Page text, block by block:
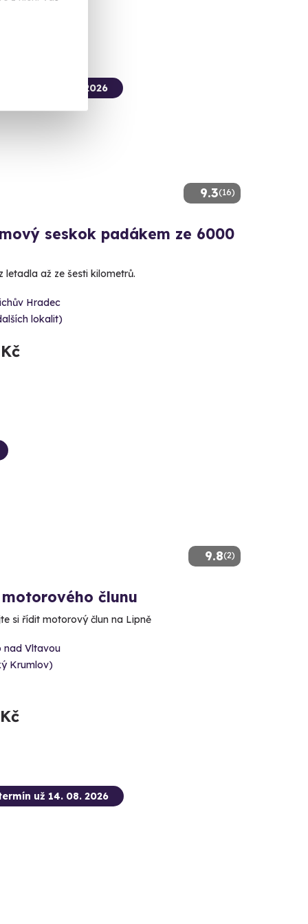
9.3(16)
termín už 16. 08. 2026
seskok padákem ze 6000
letadla až ze šesti kilometrů.
Hradec
lokalit)
9.8(2)
motorového člunu
si řídit motorový člun na Lipně
nad Vltavou
Krumlov)
už 14. 08. 2026